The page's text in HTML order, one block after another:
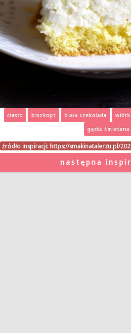
ciasto biszkopt biała czekolada
gęsta śmietana
źródło inspiracji: https://smakinatalerzu.pl/
następna